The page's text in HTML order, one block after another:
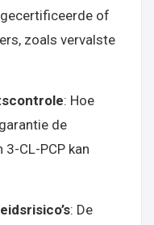
gecertificeerde of
zoals vervalste
: Hoe
de
CL-PCP kan
: De